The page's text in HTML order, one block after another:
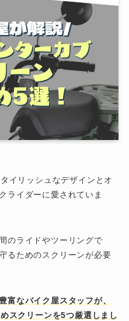
イリッシュなデザインとオ
ライダーに愛されていま
のライドやツーリングで
るためのスクリーンが必要
富なバイク屋スタッフが、
スクリーンを5つ厳選しまし